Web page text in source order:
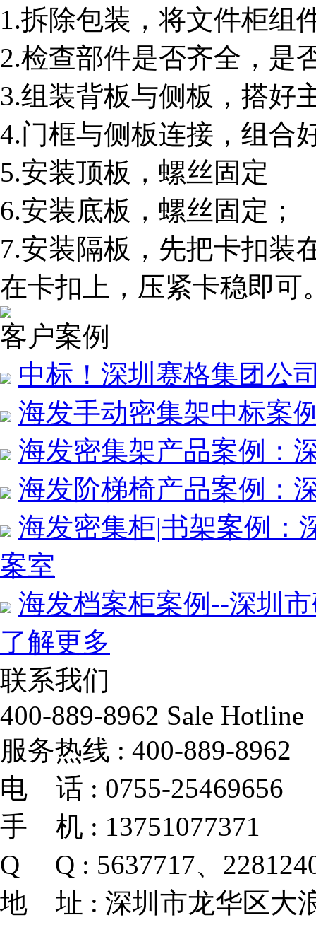
1.拆除包装，将文件柜组
2.检查部件是否齐全，是
3.组装背板与侧板，搭好
4.门框与侧板连接，组合
5.安装顶板，螺丝固定
6.安装底板，螺丝固定；
7.安装隔板，先把卡扣装
在卡扣上，压紧卡稳即可
客户案例
中标！深圳赛格集团公
海发手动密集架中标案
海发密集架产品案例：
海发阶梯椅产品案例：
海发密集柜|书架案例：
案室
海发档案柜案例--深圳
了解更多
联系我们
400-889-8962 Sale Hotline
服务热线 : 400-889-8962
电 话 : 0755-25469656
手 机 : 13751077371
Q Q : 5637717、
地 址 : 深圳市龙华区大